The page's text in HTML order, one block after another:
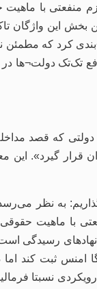
نیست. وی یادآور شد که ماده 62 نه‌
بخش این واژگان
او سپس چنین جمع¬بندی
(با توجه به معنای ماده 62)
مداخله، ذیل ماده 62 دو پرسش را
دیوان قرار گیرد».
به نظر
با ماهیت
نهادهای
امنس ثبت کند
رویکردی نسبتا